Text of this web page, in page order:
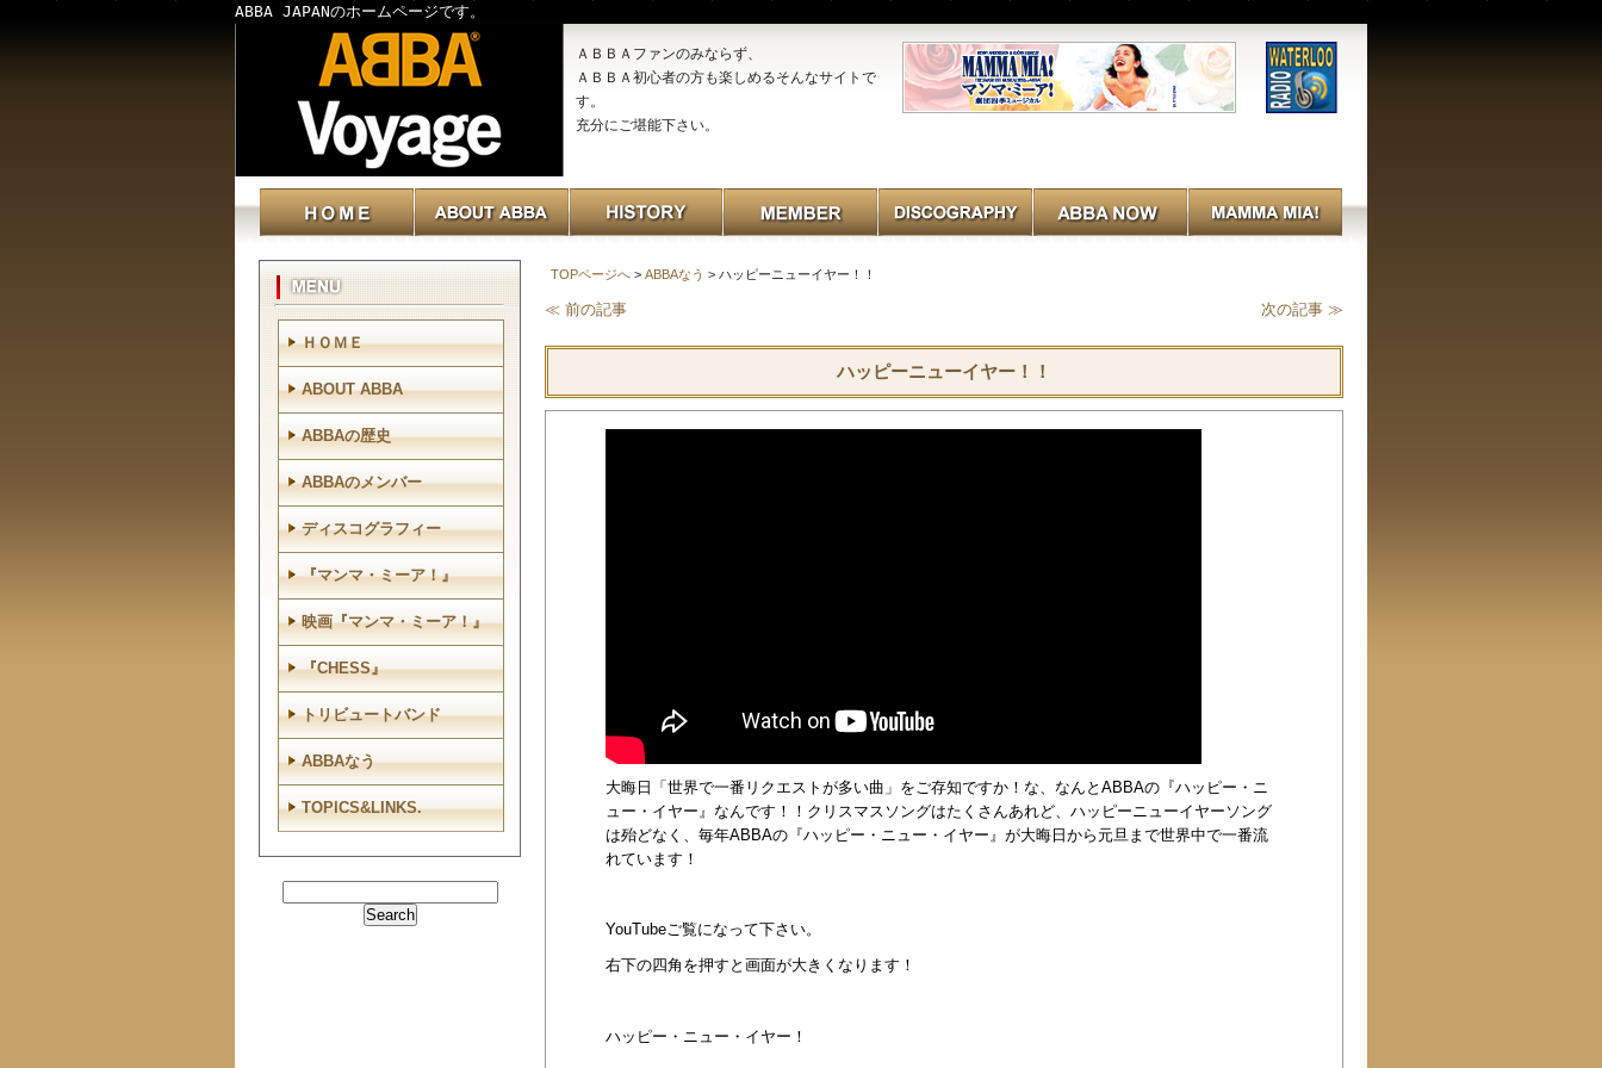
ABBA JAPANのホームページです。
ＡＢＢＡファンのみならず、
ＡＢＢＡ初心者の方も楽しめるそんなサイトで
す。
充分にご堪能下さい。
TOPページへ > ABBAなう > ハッピーニューイヤー！！
≪ 前の記事 次の記事 ≫
ハッピーニューイヤー！！
大晦日「世界で一番リクエストが多い曲」をご存知ですか！な、なんと ABBAの『ハッピー・ニ
ュー・イヤー』なんです！！クリスマスソングはたくさんあれど、ハッピーニューイヤーソング
は殆どなく、毎年ABBAの『ハッピー・ニュー・イヤー』が大晦日から元旦まで世界中で一番流
れています！
YouTubeご覧になって下さい。
右下の四角を押すと画面が大きくなります！
ハッピー・ニュー・イヤー！
ＨＯＭＥ
ABOUT ABBA
ABBAの歴史
ABBAのメンバー
ディスコグラフィー
『マンマ・ミーア！』
映画『マンマ・ミーア！』
『CHESS』
トリビュートバンド
ABBAなう
TOPICS&LINKS.